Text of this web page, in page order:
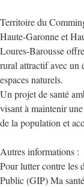
Territoire du
Haute-Garonne et
Loures-Barousse
rural attractif avec un
espaces naturels.
Un projet de santé
visant à maintenir
de la population et
Autres informations :
Pour lutter contre les
Public (GIP) Ma